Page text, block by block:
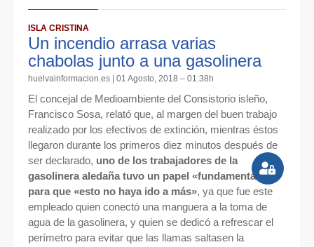
ISLA CRISTINA
Un incendio arrasa varias
chabolas junto a una gasolinera
huelvainformacion.es | 01 Agosto, 2018 – 01:38h
El concejal de Medioambiente del Consistorio isleño,
Francisco Sosa, relató que, al margen del buen trabajo
realizado por los efectivos de extinción, mientras éstos
llegaron durante los primeros diez minutos después de
ser declarado, uno de los trabajadores de la
gasolinera aledaña tuvo un papel «fundamental»
para que «esto no haya ido a más», ya que fue este
empleado quien conectó una manguera a la toma de
agua de la gasolinera, y quien se dedicó a refrescar el
perímetro para evitar que las llamas saltasen la